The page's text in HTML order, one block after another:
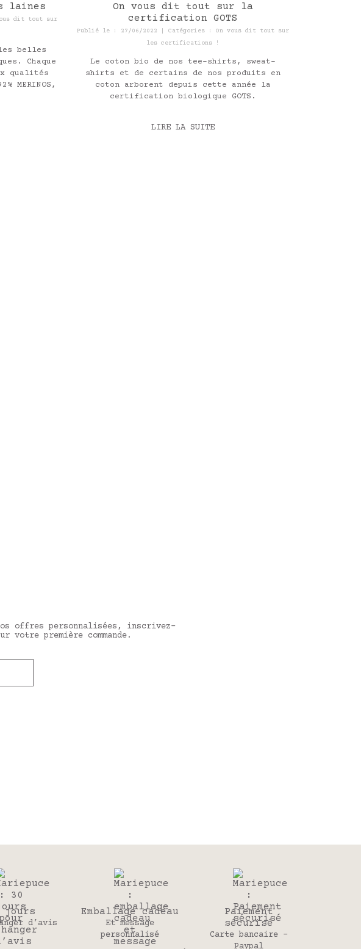
laines
dit tout sur
les belles
Chaque
qualités
MERINOS,
On vous dit tout sur la
certification GOTS
Publié le : 27/06/2022 | Catégories : On vous dit tout sur
les certifications !
Le coton bio de nos tee-shirts, sweat-
shirts et de certains de nos produits en
coton arborent depuis cette année la
certification biologique GOTS.
LIRE LA SUITE
offres personnalisées, inscrivez-
première commande.
jours
d’avis
Emballage cadeau
Et message
personnalisé
Paiement
sécurisé
Carte bancaire -
Paypal